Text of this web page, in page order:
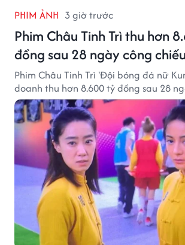
PHIM ẢNH 3 giờ trước
Phim Châu Tinh Trì thu hơn
đồng sau 28 ngày công chiếu
Phim Châu Tinh Trì 'Đội bóng đá nữ
doanh thu hơn 8.600 tỷ đồng sau 28